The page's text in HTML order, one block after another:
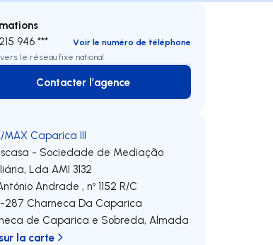
946 ***
Voir le numéro de téléphone
le réseau fixe national
Contacter l’agence
Contacter l’agence
MAX Caparica III
- Sociedade de Mediação
Lda AMI 3132
Andrade , nº 1152 R/C
287 Charneca Da Caparica
de Caparica e Sobreda, Almada
la carte